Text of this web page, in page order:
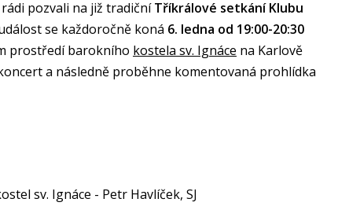
pozvali na již tradičníTříkrálové setkání Klubu
se každoročně koná 6. ledna od 19:00-20:30
prostředí barokního kostela sv. Ignáce na Karlově
a následně proběhne komentovaná prohlídka
sv. Ignáce - Petr Havlíček, SJ